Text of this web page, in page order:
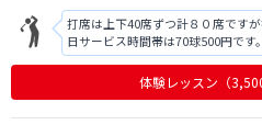
打席は上下40席ずつ計８０席です
日サービス時間帯は70球500円です
体験レッスン（